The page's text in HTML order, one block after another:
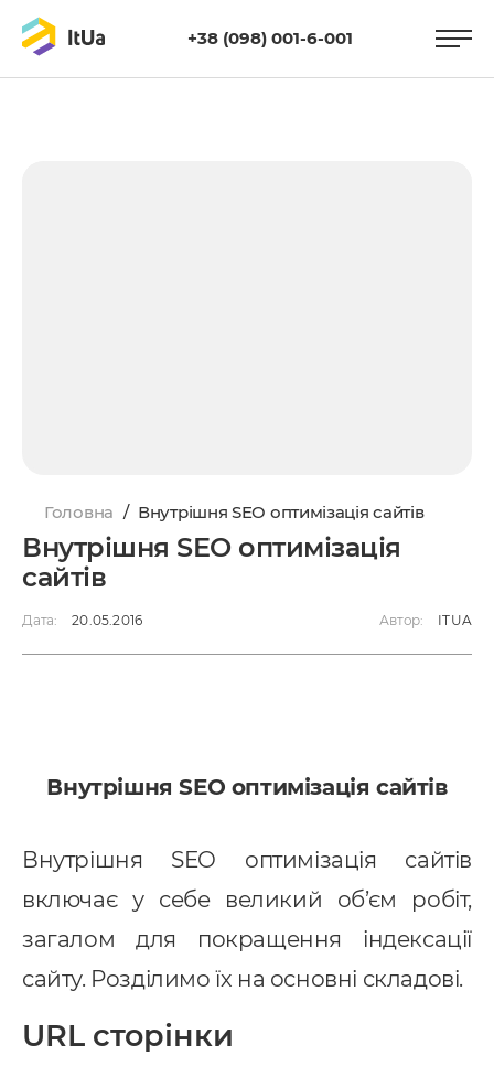
+38 (098) 001-6-001
Головна / Внутрішня SEO оптимізація сайтів
Внутрішня SEO оптимізація
сайтів
Дата: 20.05.2016 Автор: ITUA
Внутрішня SEO оптимізація сайтів
Внутрішня SEO оптимізація сайтів
включає у себе великий об’єм робіт,
загалом для покращення індексації
сайту. Розділимо їх на основні складові.
URL сторінки